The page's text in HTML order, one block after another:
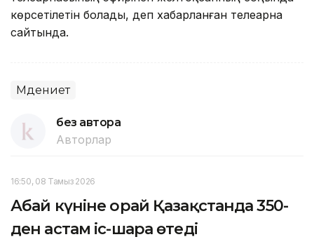
көрсетілетін болады, деп хабарланған телеарна
сайтында.
Мәдениет
без автора
Авторлар
16:50, 08 Тамыз 2026
Абай күніне орай Қазақстанда 350-
ден астам іс-шара өтеді